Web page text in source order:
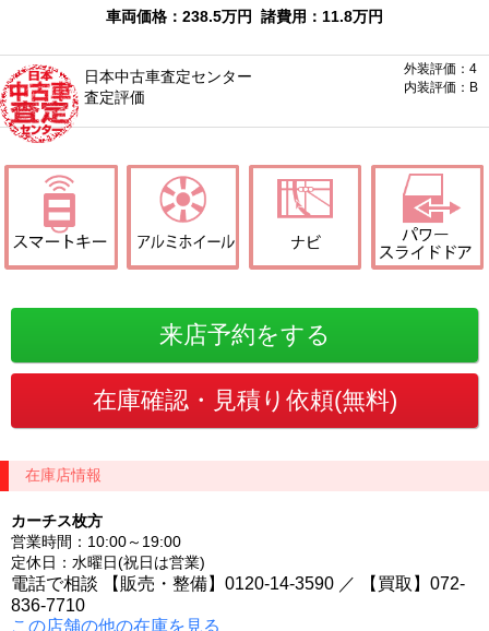
車両価格：238.5万円 諸費用：11.8万円
日本中古車査定センター
査定評価
外装評価：4
内装評価：B
在庫店情報
カーチス枚方
営業時間：10:00～19:00
定休日：水曜日(祝日は営業)
電話で相談 【販売・整備】0120-14-3590 ／ 【買取】072-
836-7710
この店舗の他の在庫を見る